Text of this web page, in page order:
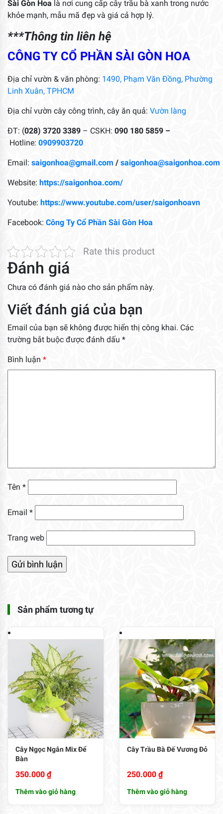
Sài Gòn Hoa là nơi cung cấp cây trầu bà xanh trong nước
khỏe mạnh, mẫu mã đẹp và giá cả hợp lý.
***Thông tin liên hệ
CÔNG TY CỔ PHẦN SÀI GÒN HOA
Địa chỉ vườn & văn phòng: 1490, Phạm Văn Đồng, Phường
Linh Xuân, TPHCM
Địa chỉ vườn cây công trình, cây ăn quả: Vườn làng
ĐT: (028) 3720 3389 – CSKH: 090 180 5859 –
Hotline: 0909903720
Email: saigonhoa@gmail.com / saigonhoa@saigonhoa.com
Website: https://saigonhoa.com/
Youtube: https://www.youtube.com/user/saigonhoavn
Facebook: Công Ty Cổ Phần Sài Gòn Hoa
Rate this product
Đánh giá
Chưa có đánh giá nào cho sản phẩm này.
Viết đánh giá của bạn
Email của bạn sẽ không được hiển thị công khai. Các
trường bắt buộc được đánh dấu *
Bình luận *
Tên *
Email *
Trang web
Sản phẩm tương tự
Cây Ngọc Ngân Mix Để
Bàn
350.000 ₫
Thêm vào giỏ hàng
Cây Trầu Bà Đế Vương Đỏ
250.000 ₫
Thêm vào giỏ hàng